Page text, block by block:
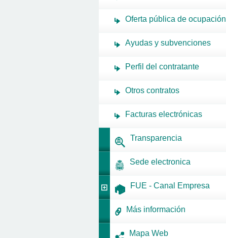
Oferta pública de ocupación
Ayudas y subvenciones
Perfil del contratante
Otros contratos
Facturas electrónicas
Transparencia
Sede electronica
FUE - Canal Empresa
Más información
Mapa Web